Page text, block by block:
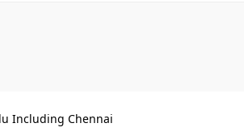
Including Chennai